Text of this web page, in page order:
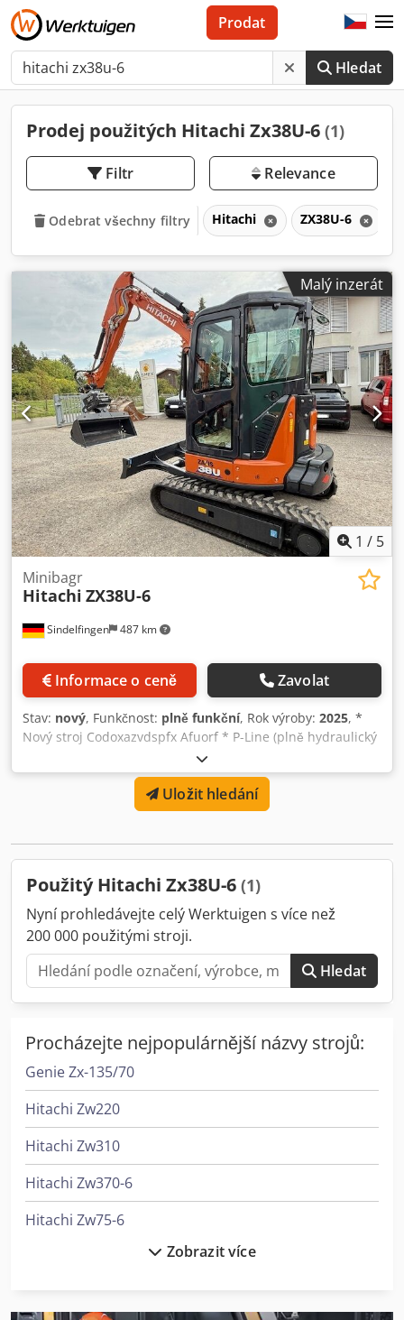
Hledat
Prodat
Prodej použitých Hitachi Zx38U-6 (1)
Filtr Relevance
Odebrat všechny filtry Hitachi ZX38U-6
Malý inzerát
1 / 5
Sindelfingen 487 km
Minibagr
Hitachi ZX38U-6
Informace o ceně Zavolat
Stav: nový, Funkčnost: plně funkční, Rok výroby: 2025, *
Nový stroj Codoxazvdspfx Afuorf * P-Line (plně hydraulický
rotační rychloupínač s uchycením OQ40-5) * 300mm
gumový pás * 1 720mm násada * kompletní potrubí *
Výstražné zařízení proti přetížení * Výkon motoru 18,8 kW *
Provozní hmotnost 4 040 kg * 2 x podkopová lžíce (300 mm
Uložit hledání
Použitý Hitachi Zx38U-6 (1)
Nyní prohledávejte celý Werktuigen s více než
200 000 použitými stroji.
Hledat
Procházejte nejpopulárnější názvy strojů:
Genie Zx-135/70
Hitachi Zw220
Hitachi Zw310
Hitachi Zw370-6
Hitachi Zw75-6
Zobrazit více